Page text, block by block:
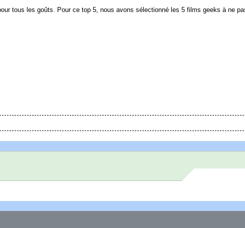
tous les goûts. Pour ce top 5, nous avons sélectionné les 5 films geeks à ne